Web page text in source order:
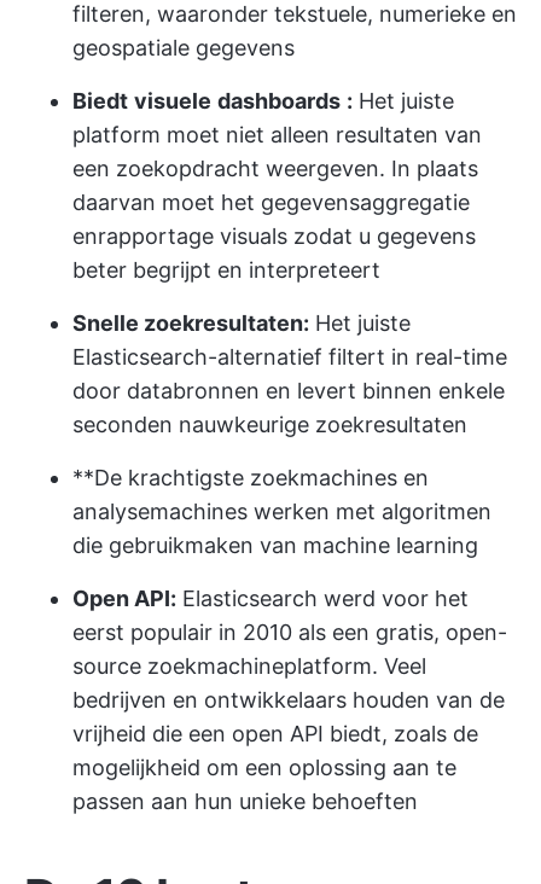
filteren, waaronder tekstuele, numerieke en
geospatiale gegevens
Biedt visuele dashboards : Het juiste
platform moet niet alleen resultaten van
een zoekopdracht weergeven. In plaats
daarvan moet het gegevensaggregatie
enrapportage visuals zodat u gegevens
beter begrijpt en interpreteert
Snelle zoekresultaten: Het juiste
Elasticsearch-alternatief filtert in real-time
door databronnen en levert binnen enkele
seconden nauwkeurige zoekresultaten
**De krachtigste zoekmachines en
analysemachines werken met algoritmen
die gebruikmaken van machine learning
Open API: Elasticsearch werd voor het
eerst populair in 2010 als een gratis, open-
source zoekmachineplatform. Veel
bedrijven en ontwikkelaars houden van de
vrijheid die een open API biedt, zoals de
mogelijkheid om een oplossing aan te
passen aan hun unieke behoeften